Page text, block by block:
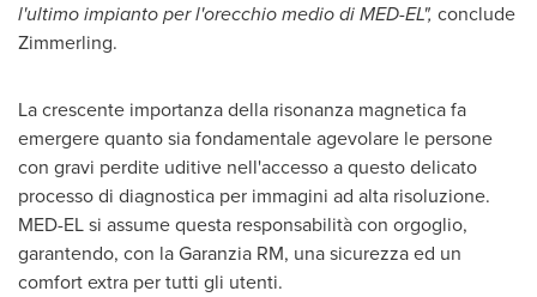
l'ultimo impianto per l'orecchio medio di MED-EL", conclude
Zimmerling.
La crescente importanza della risonanza magnetica fa
emergere quanto sia fondamentale agevolare le persone
con gravi perdite uditive nell'accesso a questo delicato
processo di diagnostica per immagini ad alta risoluzione.
MED-EL si assume questa responsabilità con orgoglio,
garantendo, con la Garanzia RM, una sicurezza ed un
comfort extra per tutti gli utenti.